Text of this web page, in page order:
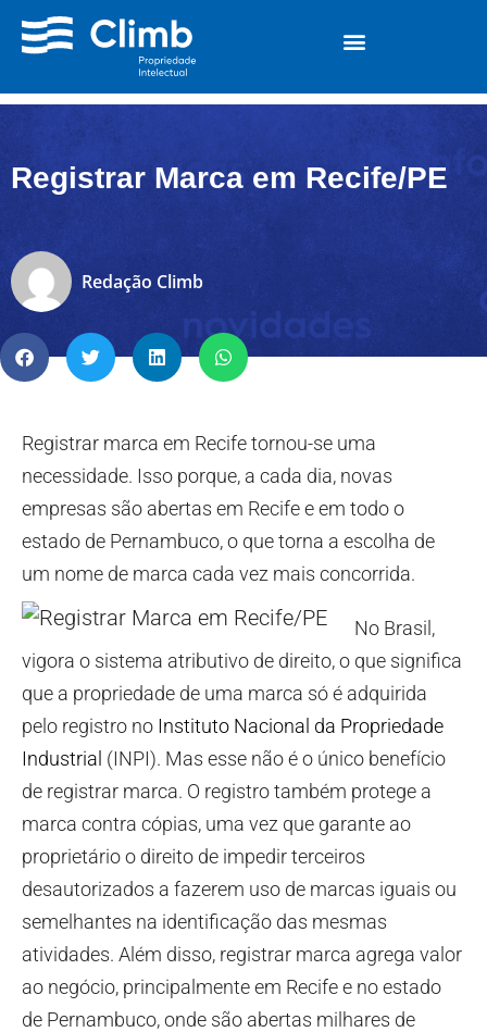
Registrar Marca em Recife/PE
Redação Climb
Registrar marca em Recife tornou-se uma
necessidade. Isso porque, a cada dia, novas
empresas são abertas em Recife e em todo o
estado de Pernambuco, o que torna a escolha de
um nome de marca cada vez mais concorrida.
No Brasil,
vigora o sistema atributivo de direito, o que significa
que a propriedade de uma marca só é adquirida
pelo registro no Instituto Nacional da Propriedade
Industrial (INPI). Mas esse não é o único benefício
de registrar marca. O registro também protege a
marca contra cópias, uma vez que garante ao
proprietário o direito de impedir terceiros
desautorizados a fazerem uso de marcas iguais ou
semelhantes na identificação das mesmas
atividades. Além disso, registrar marca agrega valor
ao negócio, principalmente em Recife e no estado
de Pernambuco, onde são abertas milhares de